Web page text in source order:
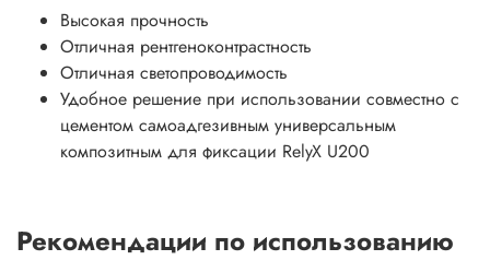
Высокая прочность
Отличная рентгеноконтрастность
Отличная светопроводимость
Удобное решение при использовании совместно с
цементом самоадгезивным универсальным
композитным для фиксации RelyX U200
Рекомендации по использованию